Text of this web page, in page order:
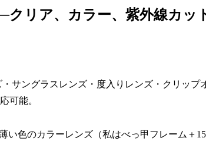
クリア、カラー、紫外線カッ
サングラスレンズ・度入りレンズ・クリップ
可能。
い色のカラーレンズ（私はべっ甲フレーム＋